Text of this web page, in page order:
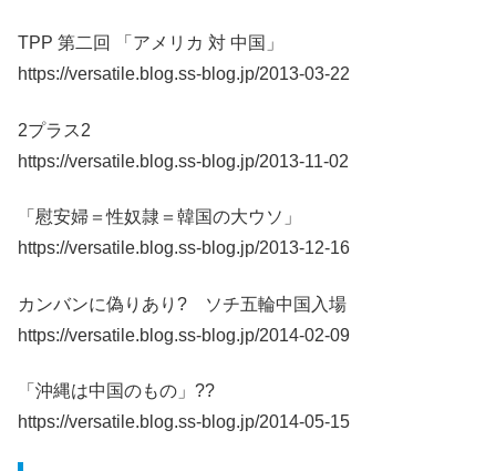
TPP 第二回 「アメリカ 対 中国」
https://versatile.blog.ss-blog.jp/2013-03-22
2プラス2
https://versatile.blog.ss-blog.jp/2013-11-02
「慰安婦＝性奴隷＝韓国の大ウソ」
https://versatile.blog.ss-blog.jp/2013-12-16
カンバンに偽りあり? ソチ五輪中国入場
https://versatile.blog.ss-blog.jp/2014-02-09
「沖縄は中国のもの」??
https://versatile.blog.ss-blog.jp/2014-05-15